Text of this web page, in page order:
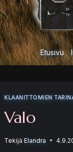
Etusivu
KLAANITTOMIEN
Valo
Tekijä Elandra